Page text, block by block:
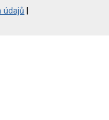
údajů